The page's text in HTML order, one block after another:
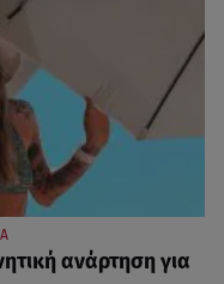
ανάρτηση για